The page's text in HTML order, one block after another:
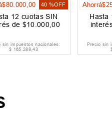
$80 000 00 40 %OFF
12 cuotas SIN
de $10 .000 ,00
sin impuestos nacionales:
$ 165.288,43
Ahorrá$
Hasta
Precio sin